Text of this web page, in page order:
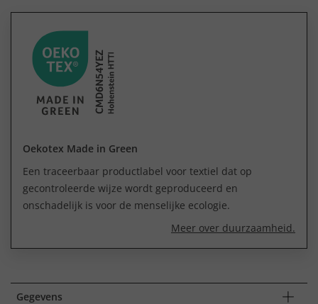
Oekotex Made in Green
Een traceerbaar productlabel voor textiel dat op
gecontroleerde wijze wordt geproduceerd en
onschadelijk is voor de menselijke ecologie.
Meer over duurzaamheid.
Gegevens